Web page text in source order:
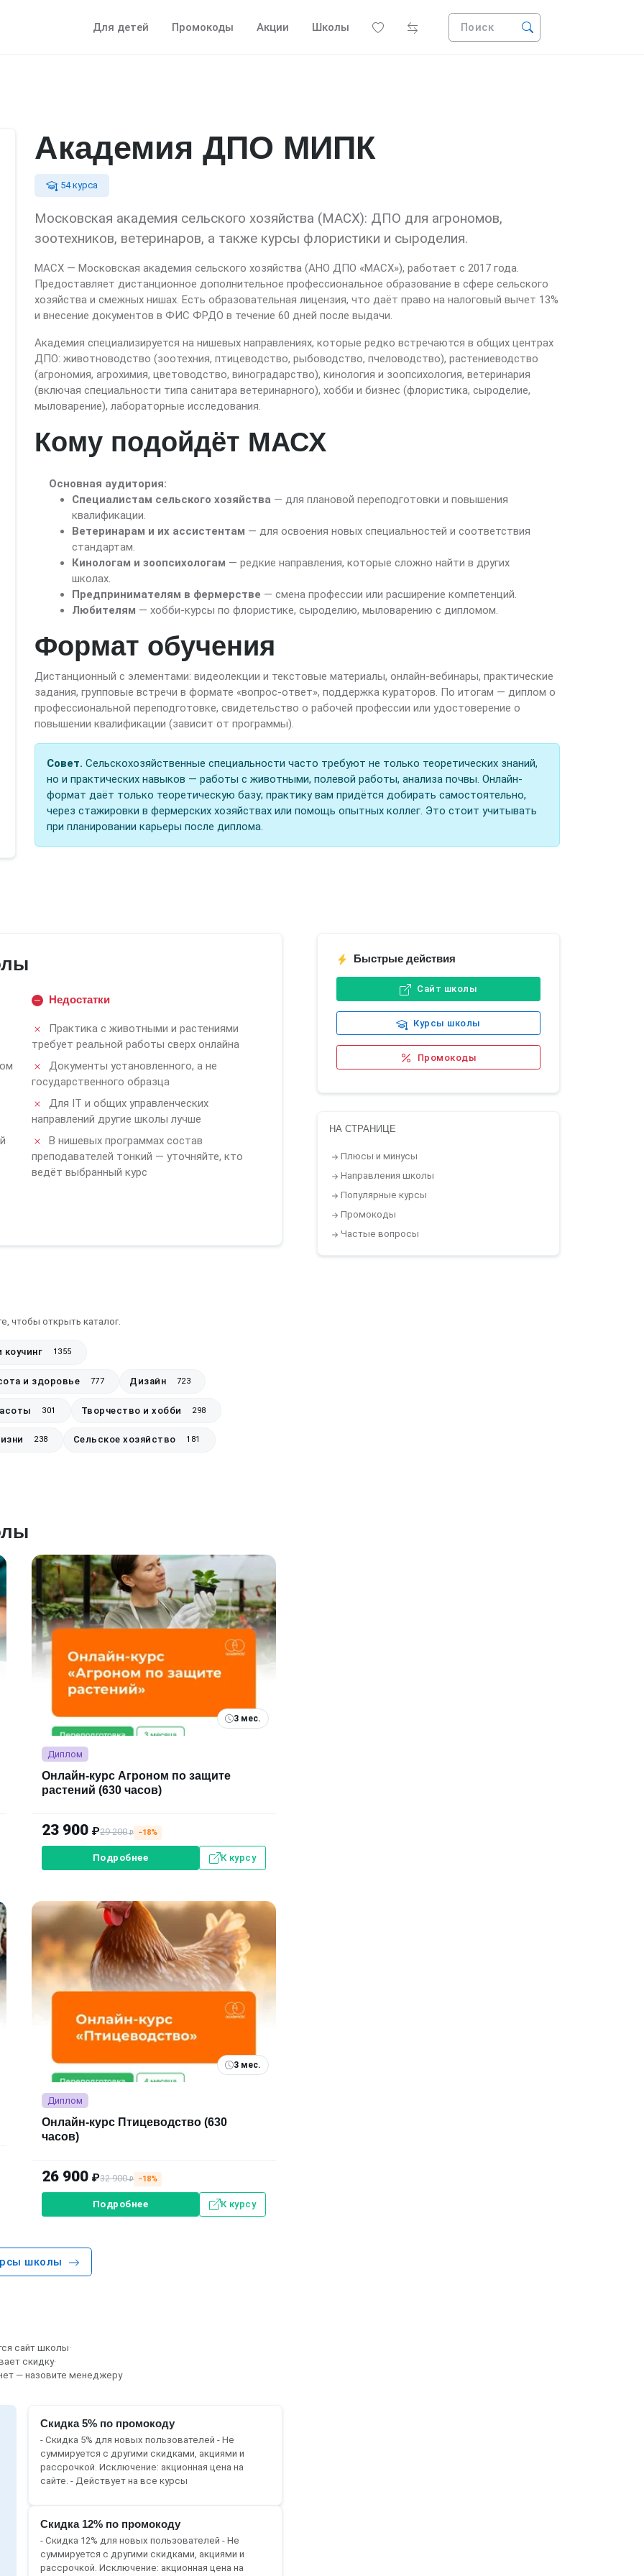
Для детей Промокоды Акции Школы Поиск
Академия ДПО МИПК
54 курса
Московская академия сельского хозяйства (МАСХ): ДПО для агрономов,
зоотехников, ветеринаров, а также курсы флористики и сыроделия.
МАСХ — Московская академия сельского хозяйства (АНО ДПО «МАСХ»), работает с 2017 года.
Предоставляет дистанционное дополнительное профессиональное образование в сфере сельского
хозяйства и смежных нишах. Есть образовательная лицензия, что даёт право на налоговый вычет 13%
и внесение документов в ФИС ФРДО в течение 60 дней после выдачи.
Академия специализируется на нишевых направлениях, которые редко встречаются в общих центрах
ДПО: животноводство (зоотехния, птицеводство, рыбоводство, пчеловодство), растениеводство
(агрономия, агрохимия, цветоводство, виноградарство), кинология и зоопсихология, ветеринария
(включая специальности типа санитара ветеринарного), хобби и бизнес (флористика, сыроделие,
мыловарение), лабораторные исследования.
Кому подойдёт МАСХ
Основная аудитория:
Специалистам сельского хозяйства — для плановой переподготовки и повышения
квалификации.
Ветеринарам и их ассистентам — для освоения новых специальностей и соответствия
стандартам.
Кинологам и зоопсихологам — редкие направления, которые сложно найти в других
школах.
Предпринимателям в фермерстве — смена профессии или расширение компетенций.
Любителям — хобби-курсы по флористике, сыроделию, мыловарению с дипломом.
Формат обучения
Дистанционный с элементами: видеолекции и текстовые материалы, онлайн-вебинары, практические
задания, групповые встречи в формате «вопрос-ответ», поддержка кураторов. По итогам — диплом о
профессиональной переподготовке, свидетельство о рабочей профессии или удостоверение о
повышении квалификации (зависит от программы).
Совет. Сельскохозяйственные специальности часто требуют не только теоретических знаний,
но и практических навыков — работы с животными, полевой работы, анализа почвы. Онлайн-
формат даёт только теоретическую базу; практику вам придётся добирать самостоятельно,
через стажировки в фермерских хозяйствах или помощь опытных коллег. Это стоит учитывать
при планировании карьеры после диплома.
Недостатки
Практика с животными и растениями
требует реальной работы сверх онлайна
Документы установленного, а не
государственного образца
Для IT и общих управленческих
направлений другие школы лучше
В нишевых программах состав
преподавателей тонкий — уточняйте, кто
ведёт выбранный курс
чтобы открыть каталог.
коучинг 1355
и здоровье 777 Дизайн 723
301 Творчество и хобби 298
238 Сельское хозяйство 181
3 мес.
Диплом
Онлайн-курс Агроном по защите
растений (630 часов)
23 900₽29 200₽ −18%
Подробнее К курсу
3 мес.
Диплом
Онлайн-курс Птицеводство (630
часов)
26 900₽32 900₽ −18%
Подробнее К курсу
школы
сайт школы·
скидку·
— назовите менеджеру
Скидка 5% по промокоду
- Скидка 5% для новых пользователей - Не
суммируется c другими скидками, акциями и
рассрочкой. Исключение: акционная цена на
сайте. - Действует на все курсы
Скидка 12% по промокоду
- Скидка 12% для новых пользователей - Не
суммируется c другими скидками, акциями и
рассрочкой. Исключение: акционная цена на
Быстрые действия
Сайт школы
Курсы школы
Промокоды
НА СТРАНИЦЕ
Плюсы и минусы
Направления школы
Популярные курсы
Промокоды
Частые вопросы